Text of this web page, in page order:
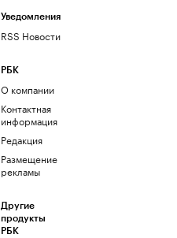
Уведомления
RSS Новости
РБК
О компании
Контактная
информация
Редакция
Размещение
рекламы
Другие
продукты
РБК